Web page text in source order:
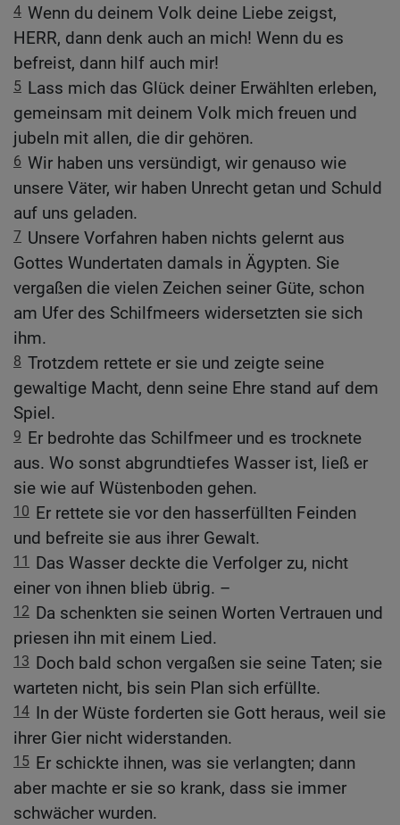
4 Wenn du deinem Volk deine Liebe zeigst,
HERR, dann denk auch an mich! Wenn du es
befreist, dann hilf auch mir!
5 Lass mich das Glück deiner Erwählten erleben,
gemeinsam mit deinem Volk mich freuen und
jubeln mit allen, die dir gehören.
6 Wir haben uns versündigt, wir genauso wie
unsere Väter, wir haben Unrecht getan und Schuld
auf uns geladen.
7 Unsere Vorfahren haben nichts gelernt aus
Gottes Wundertaten damals in Ägypten. Sie
vergaßen die vielen Zeichen seiner Güte, schon
am Ufer des Schilfmeers widersetzten sie sich
ihm.
8 Trotzdem rettete er sie und zeigte seine
gewaltige Macht, denn seine Ehre stand auf dem
Spiel.
9 Er bedrohte das Schilfmeer und es trocknete
aus. Wo sonst abgrundtiefes Wasser ist, ließ er
sie wie auf Wüstenboden gehen.
10 Er rettete sie vor den hasserfüllten Feinden
und befreite sie aus ihrer Gewalt.
11
Das Wasser deckte die Verfolger zu, nicht
einer von ihnen blieb übrig. –
12 Da schenkten sie seinen Worten Vertrauen und
priesen ihn mit einem Lied.
13 Doch bald schon vergaßen sie seine Taten; sie
warteten nicht, bis sein Plan sich erfüllte.
14 In der Wüste forderten sie Gott heraus, weil sie
ihrer Gier nicht widerstanden.
15 Er schickte ihnen, was sie verlangten; dann
aber machte er sie so krank, dass sie immer
schwächer wurden.